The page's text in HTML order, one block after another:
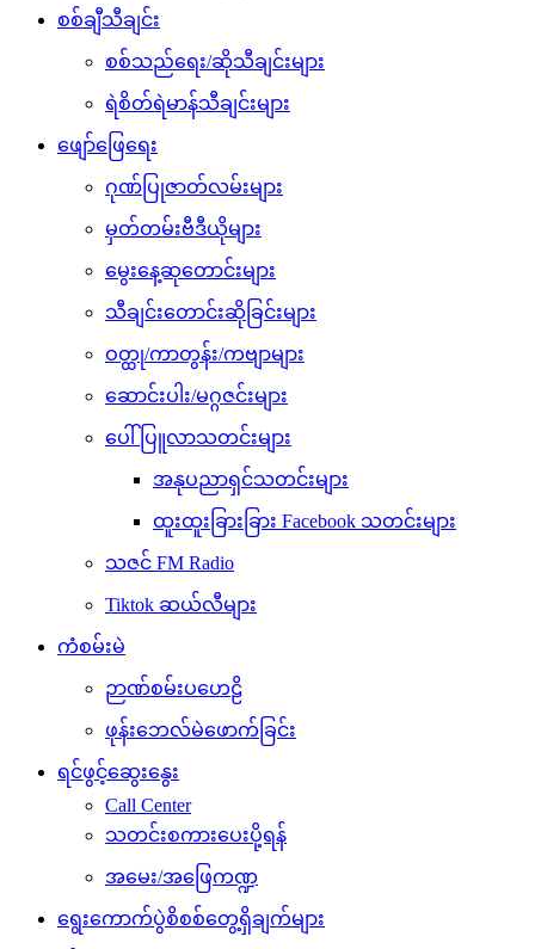
စစ်ချီသီချင်း
စစ်သည်ရေး/ဆိုသီချင်းများ
ရဲစိတ်ရဲမာန်သီချင်းများ
ဖျော်ဖြေရေး
ဂုဏ်ပြုဇာတ်လမ်းများ
မှတ်တမ်းဗီဒီယိုများ
မွေးနေ့ဆုတောင်းများ
သီချင်းတောင်းဆိုခြင်းများ
ဝတ္ထု/ကာတွန်း/ကဗျာများ
ဆောင်းပါး/မဂ္ဂဇင်းများ
ပေါ်ပြူလာသတင်းများ
အနုပညာရှင်သတင်းများ
ထူးထူးခြားခြား Facebook သတင်းများ
သဇင် FM Radio
Tiktok ဆယ်လီများ
ကံစမ်းမဲ
ဉာဏ်စမ်းပဟေဠိ
ဖုန်းဘေလ်မဲဖောက်ခြင်း
ရင်ဖွင့်ဆွေးနွေး
Call Center
သတင်းစကားပေးပို့ရန်
အမေး/အဖြေကဏ္ဍ
ရွေးကောက်ပွဲစိစစ်တွေ့ရှိချက်များ